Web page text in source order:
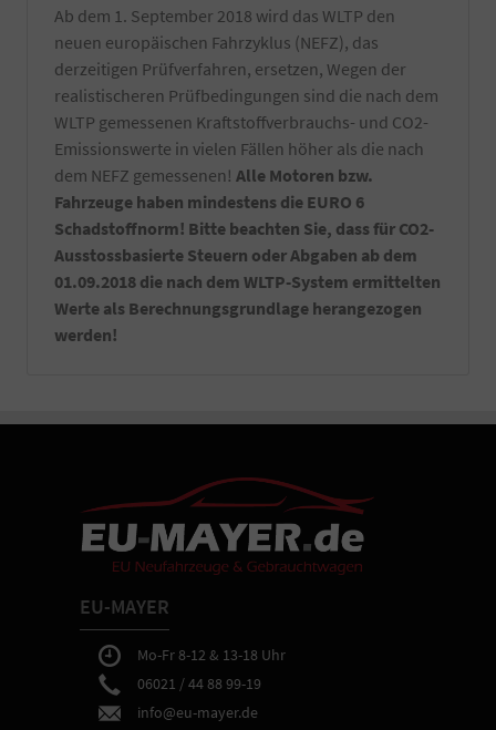
(
Verbandsmaterial,
Warndreieck,
Maske,
Warnweste)
-
Satz
Kennzeichenverstärker
montiert
an
Fahrzeug.
-
Sie
Fahrzeugeinweisung
sowie
Hilfe
bei
gewünschten
Einstellungen
Ab dem 1. September 2018 wird das WLTP den
neuen europäischen Fahrzyklus (NEFZ), das
derzeitigen Prüfverfahren, ersetzen, Wegen der
realistischeren Prüfbedingungen sind die nach dem
WLTP gemessenen Kraftstoffverbrauchs- und CO2-
Emissionswerte in vielen Fällen höher als die nach
dem NEFZ gemessenen! Alle Motoren bzw.
Fahrzeuge haben mindestens die EURO 6
Schadstoffnorm! Bitte beachten Sie, dass für CO2-
Ausstossbasierte Steuern oder Abgaben ab dem
01.09.2018 die nach dem WLTP-System ermittelten
Werte als Berechnungsgrundlage herangezogen
werden!
EU-MAYER
Mo-Fr 8-12 & 13-18 Uhr
06021 / 44 88 99-19
info@eu-mayer.de